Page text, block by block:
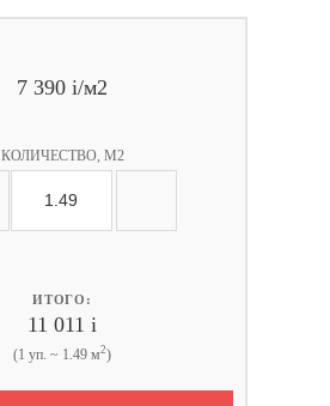
7 390 i/м2
КОЛИЧЕСТВО, М2
ИТОГО:
11 011 i
(1 уп. ~ 1.49 м2)